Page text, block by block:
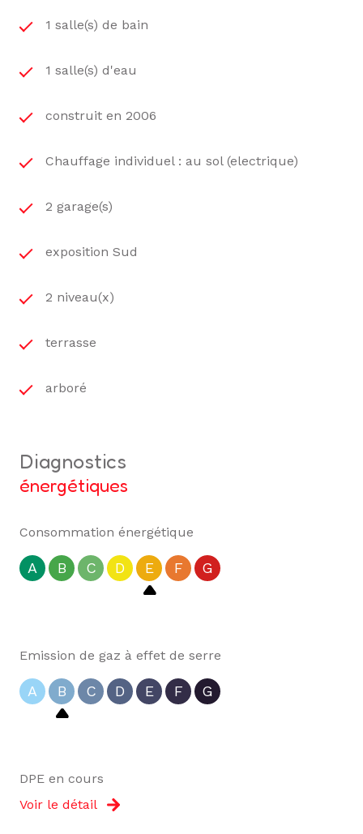
1 salle(s) de bain
1 salle(s) d'eau
construit en 2006
Chauffage individuel : au sol (electrique)
2 garage(s)
exposition Sud
2 niveau(x)
terrasse
arboré
diagnostics
énergétiques
Consommation énergétique
A B C D E F G
Emission de gaz à effet de serre
A B C D E F G
DPE en cours
Voir le détail